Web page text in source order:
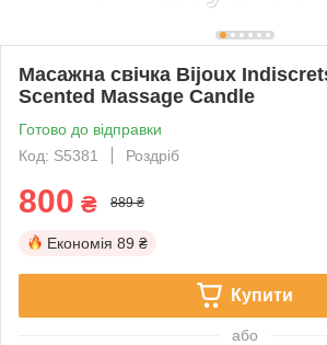
Масажна свічка Bijoux
Scented Massage Candle
Готово до відправки
Код: S5381
Роздріб
800 ₴ 889 ₴
Економія 89 ₴
Купити
або